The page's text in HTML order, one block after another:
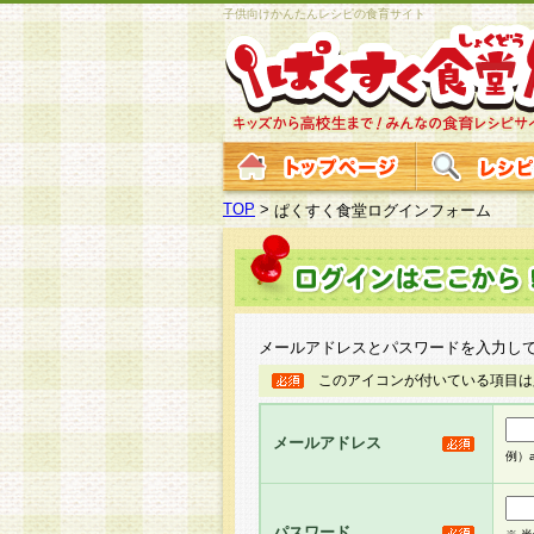
子供向けかんたんレシピの食育サイト
TOP >ぱくすく食堂ログインフォーム
メールアドレスとパスワードを入力し
このアイコンが付いている項目
メールアドレス
例）